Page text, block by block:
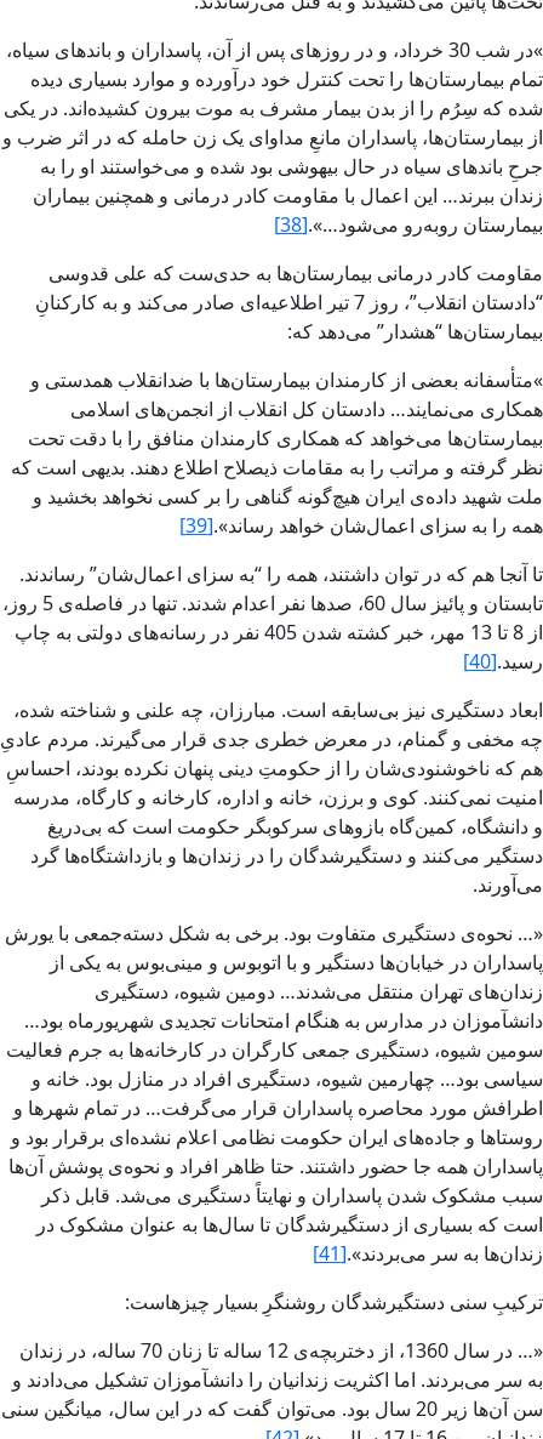
»در شب 30 خرداد، و در روزهاى پس‏ از آن، پاسداران و باندهاى سياه،
تمام بيمارستان‌ها را تحت کنترل خود درآورده و موارد بسيارى ديده
شده که سِرُم را از بدن بيمار مشرف به موت بيرون کشيده‌اند. در يکى
از بيمارستان‌ها، پاسداران مانعِ مداواى يک زن حامله که در اثر ضرب و
جرحِ باندهاى سياه در حال بيهوشى بود شده و مى‌خواستند او را به
زندان ببرند… اين اعمال با مقاومت کادر درمانى و همچنين بيماران
بيمارستان روبه‌رو مى‌شود…».[38]
مقاومت کادر درمانى بيمارستان‌ها به حدى‌ست که على قدوسى
“دادستان انقلاب‌”، روز 7 تير اطلاعيه‌اى صادر مى‌کند و به کارکنانِ
بيمارستان‌ها “هشدار‌” مى‌دهد که‌:
»متأسفانه بعضى از کارمندان بيمارستان‌ها با ضدانقلاب همدستى و
همکارى مى‌نمايند… دادستان کل انقلاب از انجمن‌هاى اسلامى
بيمارستان‌ها مى‌خواهد که همکارى کارمندان منافق را با دقت تحت
نظر گرفته و مراتب را به مقامات ذيصلاح اطلاع دهند. بديهى است که
ملت شهيد داده‌ى ايران هيچ‌گونه گناهى را بر کسى نخواهد بخشيد و
همه را به سزاى اعمال‌شان خواهد رساند‌».[39]
تا آنجا هم که در توان داشتند، همه را “‌به سزاى اعمال‌شان‌” رساندند.
تابستان و پائيز سال 60، صدها نفر اعدام شدند. تنها در فاصله‌ى 5 روز،
از 8 تا 13 مهر، خبر کشته شدن 405 نفر در رسانه‌هاى دولتى به چاپ
رسيد.[40]
ابعاد دستگيرى‌ نيز بى‌سابقه است. مبارزان، چه علنى و شناخته شده،
چه مخفى و گمنام، در معرض‏ خطرى جدى قرار مى‌گيرند. مردم عادى‌ِ
هم که ناخوشنودى‌شان را از حکومتِ دينى پنهان نکرده بودند، احساسِ
امنيت نمى‌کنند. کوى و برزن، خانه و اداره، کارخانه و کارگاه، مدرسه
و دانشگاه، کمين‌گاه بازوهاى سرکوبگر حکومت است که بى‌دريغ
دستگير مى‌کنند و دستگيرشدگان را در زندان‌ها و بازداشتگاه‌ها گرد
مى‌آورند.
«… نحوه‌ى دستگيرى متفاوت بود. برخى به شکل دسته‌جمعى با يورش‏
پاسداران در خيابان‌ها دستگير و با اتوبوس‏ و مينى‌بوس‏ به يکى از
زندان‌هاى تهران منتقل مى‌شدند… دومين شيوه، دستگيرى
دانش‏آموزان در مدارس‏ به هنگام امتحانات تجديدى شهريورماه بود…
سومين شيوه، دستگيرى جمعى کارگران در کارخانه‌ها به جرم فعاليت
سياسى بود… چهارمين شيوه، دستگيرى افراد در منازل بود. خانه و
اطرافش‏ مورد محاصره پاسداران قرار مى‌گرفت… در تمام شهرها و
روستاها و جاده‌هاى ايران حکومت نظامى اعلام نشده‌اى برقرار بود و
پاسداران همه جا حضور داشتند. حتا ظاهر افراد و نحوه‌ى پوشش‏ آن‌ها
سبب مشکوک شدن پاسداران و نهايتاً دستگيرى مى‌شد. قابل ذکر
است که بسيارى از دستگيرشدگان تا سال‌ها به عنوان مشکوک در
زندان‌ها به سر مى‌بردند‌».[41]
ترکيبِ سنى دستگيرشدگان روشنگرِ بسيار چيز‌هاست:
«… در سال 1360، از دختربچه‌ى 12 ساله تا زنان 70 ساله، در زندان
به سر مى‌بردند. اما اکثريت زندانيان را دانش‏آموزان تشکيل مى‌دادند و
سن آن‌ها زير 20 سال بود. مى‌توان گفت که در اين سال، ميانگين سنى